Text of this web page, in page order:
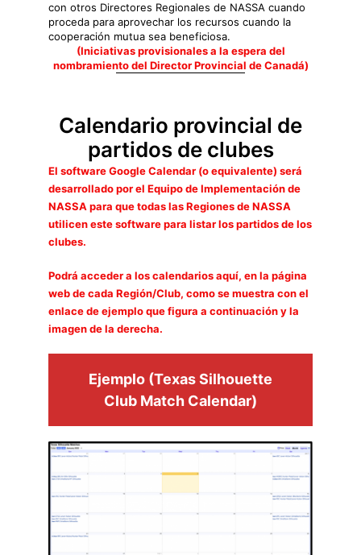
con otros Directores Regionales de NASSA cuando
proceda para aprovechar los recursos cuando la
cooperación mutua sea beneficiosa.
(Iniciativas provisionales a la espera del
nombramiento del Director Provincial de Canadá)
Calendario provincial de
partidos de clubes
El software Google Calendar (o equivalente) será
desarrollado por el Equipo de Implementación de
NASSA para que todas las Regiones de NASSA
utilicen este software para listar los partidos de los
clubes.
Podrá acceder a los calendarios aquí, en la página
web de cada Región/Club, como se muestra con el
enlace de ejemplo que figura a continuación y la
imagen de la derecha.
Ejemplo (Texas Silhouette
Club Match Calendar)